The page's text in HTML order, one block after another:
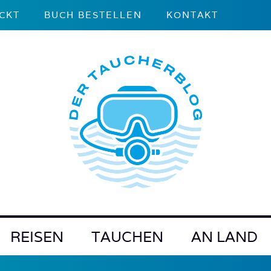
BUCH BESTELLEN KONTAKT
REISEN TAUCHEN AN LAND